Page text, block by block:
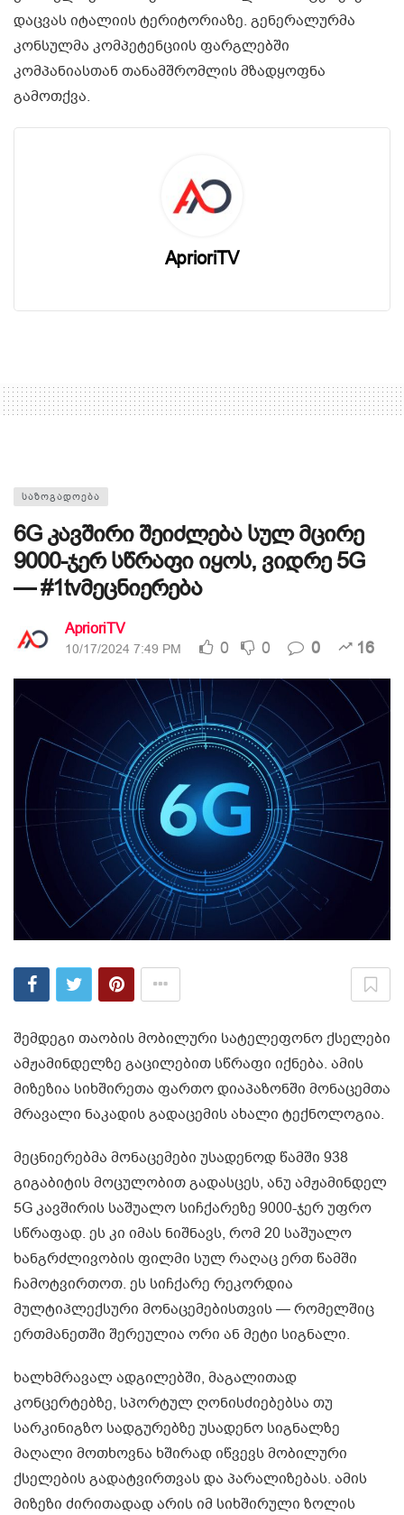
დაცვას იტალიის ტერიტორიაზე. გენერალურმა
კონსულმა კომპეტენციის ფარგლებში
კომპანიასთან თანამშრომლის მზადყოფნა
გამოთქვა.
AprioriTV
ᲡᲐᲖᲝᲒᲐᲓᲝᲔᲑᲐ
6G კავშირი შეიძლება სულ მცირე
9000-ჯერ სწრაფი იყოს, ვიდრე 5G
— #1tvმეცნიერება
AprioriTV
10/17/2024 7:49 PM 0 0 0 16
შემდეგი თაობის მობილური სატელეფონო ქსელები
ამჟამინდელზე გაცილებით სწრაფი იქნება. ამის
მიზეზია სიხშირეთა ფართო დიაპაზონში მონაცემთა
მრავალი ნაკადის გადაცემის ახალი ტექნოლოგია.
მეცნიერებმა მონაცემები უსადენოდ წამში 938
გიგაბიტის მოცულობით გადასცეს, ანუ ამჟამინდელ
5G კავშირის საშუალო სიჩქარეზე 9000-ჯერ უფრო
სწრაფად. ეს კი იმას ნიშნავს, რომ 20 საშუალო
ხანგრძლივობის ფილმი სულ რაღაც ერთ წამში
ჩამოტვირთოთ. ეს სიჩქარე რეკორდია
მულტიპლექსური მონაცემებისთვის — რომელშიც
ერთმანეთში შერეულია ორი ან მეტი სიგნალი.
ხალხმრავალ ადგილებში, მაგალითად
კონცერტებზე, სპორტულ ღონისძიებებსა თუ
სარკინიგზო სადგურებზე უსადენო სიგნალზე
მაღალი მოთხოვნა ხშირად იწვევს მობილური
ქსელების გადატვირთვას და პარალიზებას. ამის
მიზეზი ძირითადად არის იმ სიხშირული ზოლის